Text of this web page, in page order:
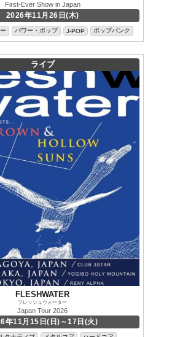
First-Ever Show in Japan
2026年11月26日(木)
パワー・ポップ J-POP ポップパンク
ライブ
FLESHWATER
フレッシュウォーター
Japan Tour 2026
年11月15日(日)～17日(火)